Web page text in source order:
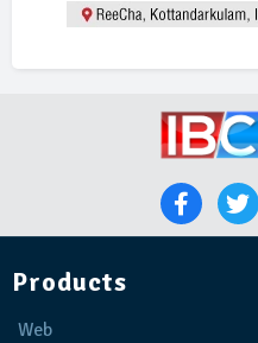
Products
Web